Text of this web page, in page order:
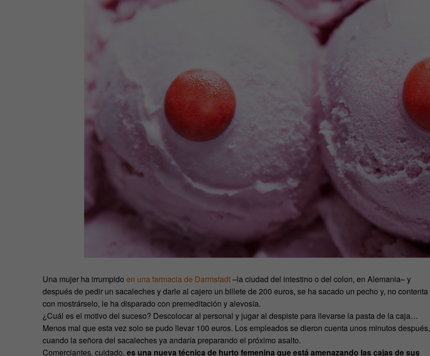
Una mujer ha irrumpido en una farmacia de Darmstadt–la ciudad del intestino o del colon, en Alemania– y
después de pedir un sacaleches y darle al cajero un billete de 200 euros, se ha sacado un pecho y, no contenta
con mostrárselo, le ha disparado con premeditación y alevosía.
¿Cuál es el motivo del suceso? Descolocar al personal y jugar al despiste para llevarse la pasta de la caja…
Menos mal que esta vez solo se pudo llevar 100 euros. Los empleados se dieron cuenta unos minutos después,
cuando la señora del sacaleches ya andaría preparando el próximo asalto.
Comerciantes, cuidado, es una nueva técnica de hurto femenina que está amenazando las cajas de sus